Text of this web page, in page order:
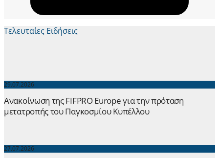
Τελευταίες Ειδήσεις
29.07.2026
Ανακοίνωση της FIFPRO Europe για την πρόταση
μετατροπής του Παγκοσμίου Κυπέλλου
27.07.2026